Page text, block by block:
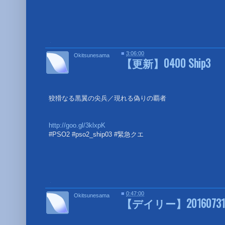
【更新】0400 Ship3
狡猾なる黒翼の尖兵／現れる偽りの覇者
http://goo.gl/3klxpK
#PSO2 #pso2_ship03 #緊急クエ
Okitsunesama ■3:06:00
【デイリー】
Okitsunesama ■0:47:00